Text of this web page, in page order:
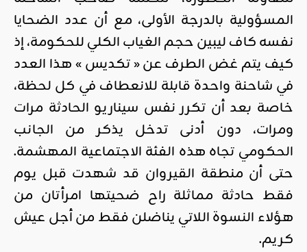
المسؤولية بالدرجة الأولى، مع أن عدد الضحايا
نفسه كاف ليبين حجم الغياب الكلي للحكومة، إذ
كيف يتم غض الطرف عن « تكديس » هذا العدد
في شاحنة واحدة قابلة للانعطاف في كل لحظة،
خاصة بعد أن تكرر نفس سيناريو الحادثة مرات
ومرات، دون أدنى تدخل يذكر من الجانب
الحكومي تجاه هذه الفئة الاجتماعية المهشمة.
حتى أن منطقة القيروان قد شهدت قبل يوم
فقط حادثة مماثلة راح ضحيتها امرأتان من
هؤلاء النسوة اللاتي يناضلن فقط من أجل عيش
كريم.